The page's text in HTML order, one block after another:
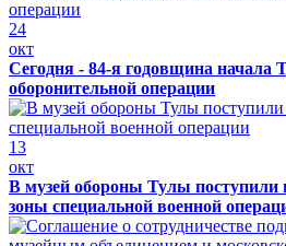
24
окт
Сегодня - 84-я годовщина начала
оборонительной операции
13
окт
В музей обороны Тулы поступили
зоны специальной военной